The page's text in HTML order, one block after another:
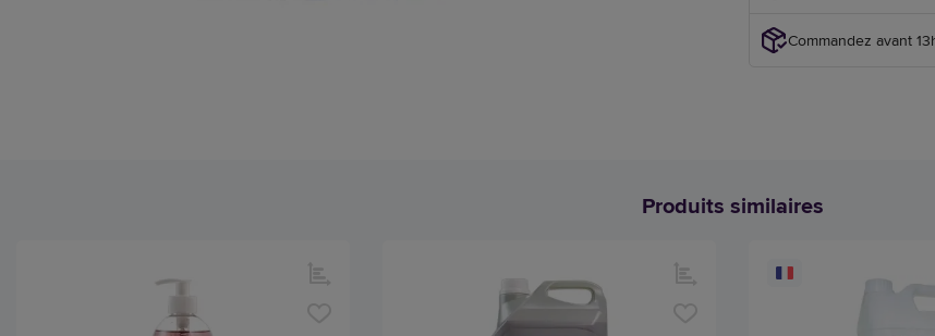
Commandez avant
Produits similaires